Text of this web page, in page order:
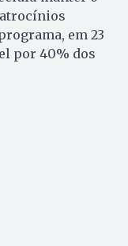
em 23
por 40% dos